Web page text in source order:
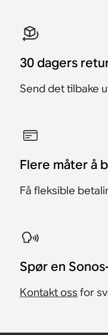
30 dagers
Send det tilbake
Flere måter å
Få fleksible
​Spør en
Kontakt oss for